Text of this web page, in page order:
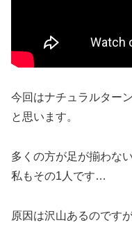
今回はナチュラルター
と思います。
多くの方が足が揃わな
私もその1人です…
原因は沢山あるのです